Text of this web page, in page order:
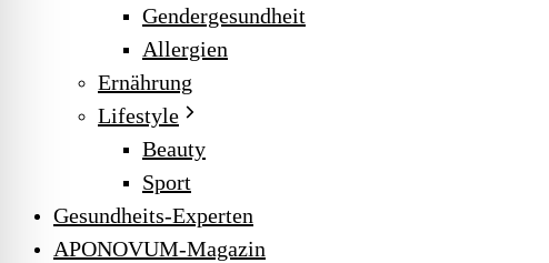
Gendergesundheit
Allergien
Ernährung
Lifestyle
Beauty
Sport
Gesundheits-Experten
APONOVUM-Magazin